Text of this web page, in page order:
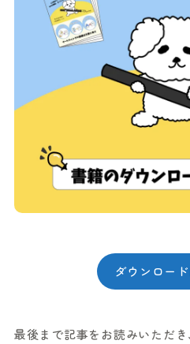
ダウンロー
最後まで記事をお読みいただ